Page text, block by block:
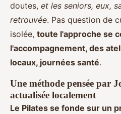
doutes, et les seniors, eux,
retrouvée. Pas question de
isolée, toute l'approche se
l'accompagnement, des
locaux, journées santé.
Une méthode pensée par
actualisée localement
Le Pilates se fonde sur un